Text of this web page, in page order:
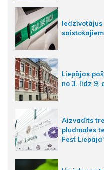
Liepājas
no 3. līdz 9.
Aizvadīts
pludmales
Fest